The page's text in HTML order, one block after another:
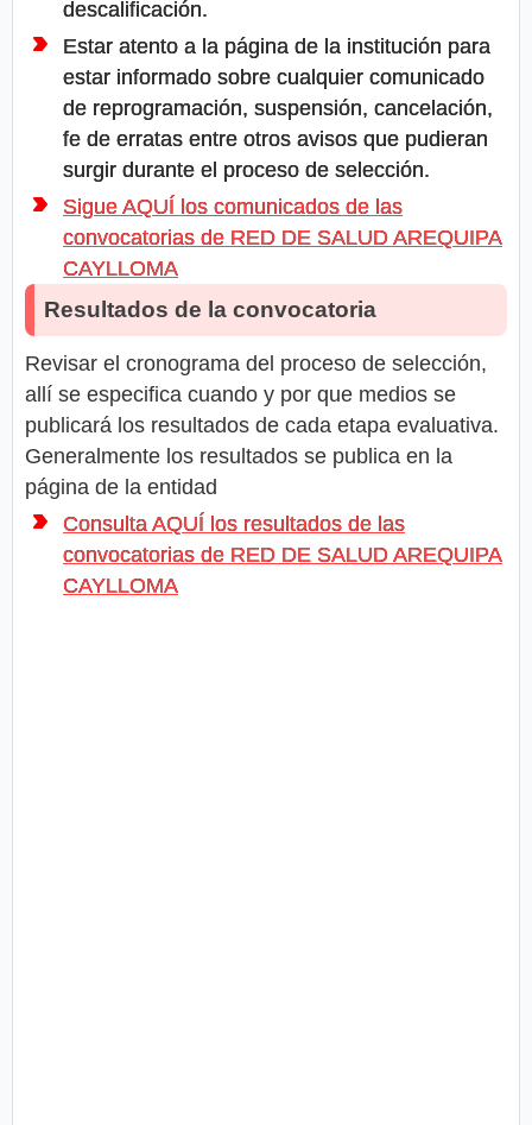
descalificación.
Estar atento a la página de la institución para
estar informado sobre cualquier comunicado
de reprogramación, suspensión, cancelación,
fe de erratas entre otros avisos que pudieran
surgir durante el proceso de selección.
Sigue AQUÍ los comunicados de las
convocatorias de RED DE SALUD AREQUIPA
CAYLLOMA
Resultados de la convocatoria
Revisar el cronograma del proceso de selección,
allí se especifica cuando y por que medios se
publicará los resultados de cada etapa evaluativa.
Generalmente los resultados se publica en la
página de la entidad
Consulta AQUÍ los resultados de las
convocatorias de RED DE SALUD AREQUIPA
CAYLLOMA